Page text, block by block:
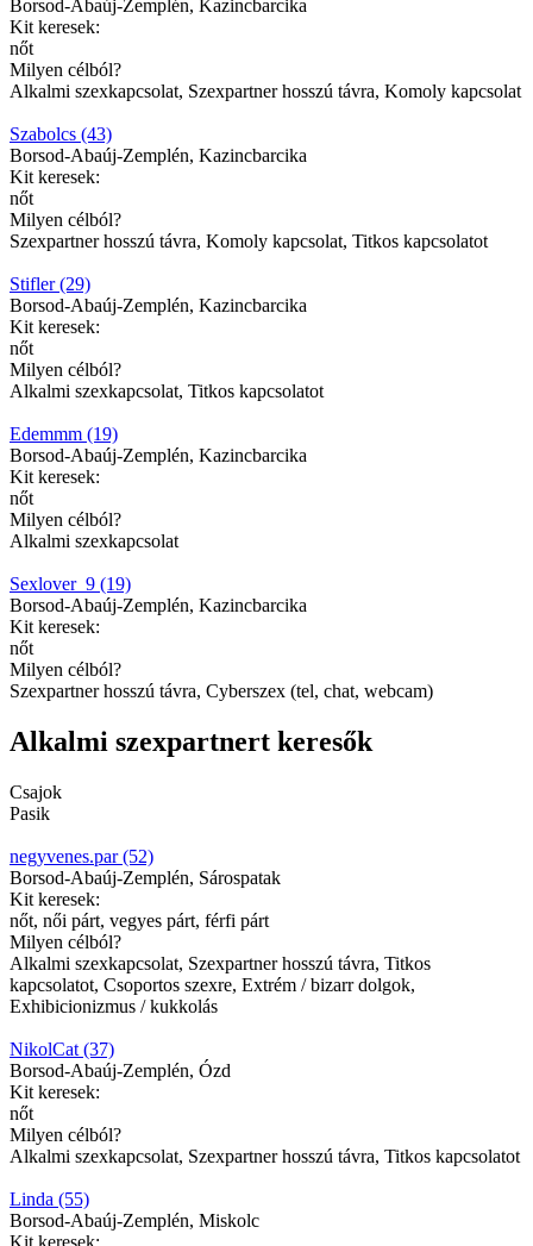
Borsod-Abaúj-Zemplén, Kazincbarcika
Kit keresek:
nőt
Milyen célból?
Alkalmi szexkapcsolat, Szexpartner hosszú távra, Komoly kapcsolat
Szabolcs (43)
Borsod-Abaúj-Zemplén, Kazincbarcika
Kit keresek:
nőt
Milyen célból?
Szexpartner hosszú távra, Komoly kapcsolat, Titkos kapcsolatot
Stifler (29)
Borsod-Abaúj-Zemplén, Kazincbarcika
Kit keresek:
nőt
Milyen célból?
Alkalmi szexkapcsolat, Titkos kapcsolatot
Edemmm (19)
Borsod-Abaúj-Zemplén, Kazincbarcika
Kit keresek:
nőt
Milyen célból?
Alkalmi szexkapcsolat
Sexlover_9 (19)
Borsod-Abaúj-Zemplén, Kazincbarcika
Kit keresek:
nőt
Milyen célból?
Szexpartner hosszú távra, Cyberszex (tel, chat, webcam)
Alkalmi szexpartnert keresők
Csajok
Pasik
negyvenes.par (52)
Borsod-Abaúj-Zemplén, Sárospatak
Kit keresek:
nőt, női párt, vegyes párt, férfi párt
Milyen célból?
Alkalmi szexkapcsolat, Szexpartner hosszú távra, Titkos
kapcsolatot, Csoportos szexre, Extrém / bizarr dolgok,
Exhibicionizmus / kukkolás
NikolCat (37)
Borsod-Abaúj-Zemplén, Ózd
Kit keresek:
nőt
Milyen célból?
Alkalmi szexkapcsolat, Szexpartner hosszú távra, Titkos kapcsolatot
Linda (55)
Borsod-Abaúj-Zemplén, Miskolc
Kit keresek: